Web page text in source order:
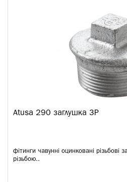
Atusa 290 заглушка ЗР
фітинги чавунні оцинковані різьбові
різьбою..